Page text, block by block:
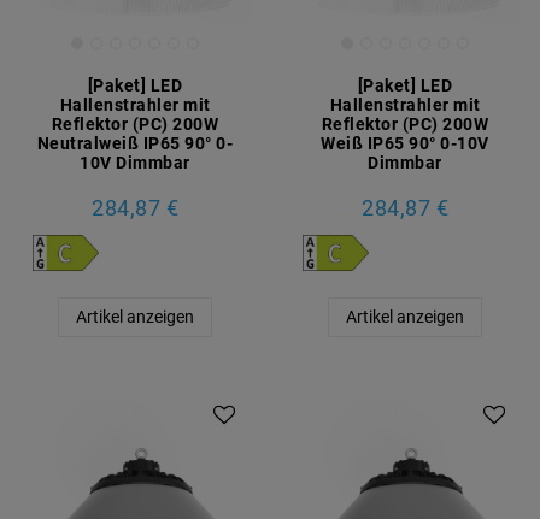
[Paket] LED
Hallenstrahler mit
Reflektor (PC) 200W
Neutralweiß IP65 90° 0-
10V Dimmbar
284,87 €
Artikel anzeigen
[Paket] LED
Hallenstrahler mit
Reflektor (PC) 200W
Weiß IP65 90° 0-10V
Dimmbar
284,87 €
Artikel anzeigen